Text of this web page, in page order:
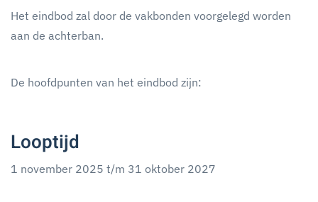
Het eindbod zal door de vakbonden voorgelegd worden
aan de achterban.
De hoofdpunten van het eindbod zijn:
Looptijd
1 november 2025 t/m 31 oktober 2027